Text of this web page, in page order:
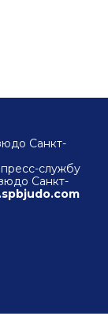
Санкт-
службу
Санкт-